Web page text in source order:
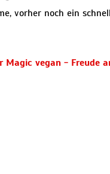
vorher noch ein